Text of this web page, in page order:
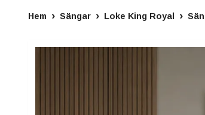
Hem Sängar Loke King Royal